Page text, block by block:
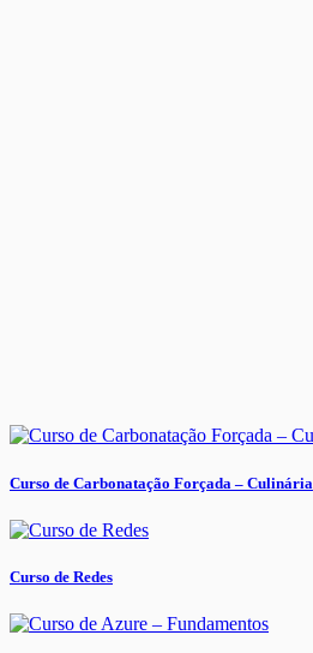
Curso de Carbonatação Forçada – Culinária
Curso de Redes